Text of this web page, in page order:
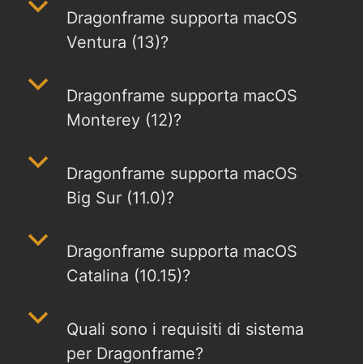
b
Dragonframe supporta macOS
Ventura (13)?
b
Dragonframe supporta macOS
Monterey (12)?
b
Dragonframe supporta macOS
Big Sur (11.0)?
b
Dragonframe supporta macOS
Catalina (10.15)?
b
Quali sono i requisiti di sistema
per Dragonframe?